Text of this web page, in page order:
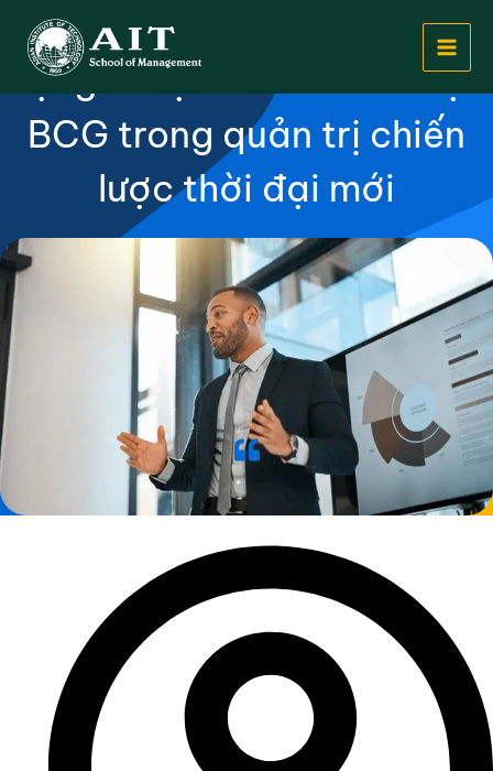
dung
Ma trận BCG là gì? Ứng
dụng và lợi ích của ma trận
BCG trong quản trị chiến
lược thời đại mới